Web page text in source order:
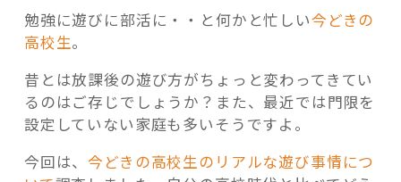
記事検索
勉強に遊びに部活に・・と何かと忙しい今どきの
高校生。
昔とは放課後の遊び方がちょっと変わってきてい
るのはご存じでしょうか？また、最近では門限を
設定していない家庭も多いそうですよ。
今回は、今どきの高校生のリアルな遊び事情につ